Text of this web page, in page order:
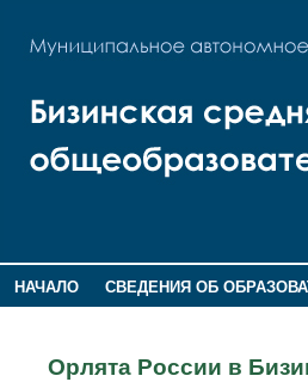
НАЧАЛО СВЕДЕНИЯ ОБ
Орлята России в